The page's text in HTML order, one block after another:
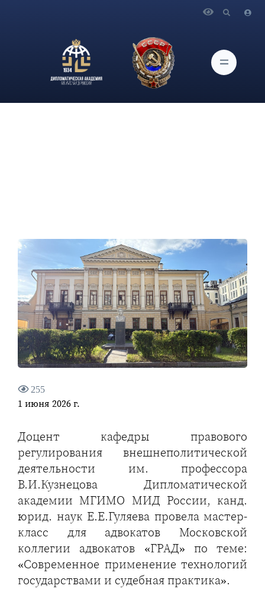
юрид. наук Е.Е.Гуляевой для адвокатов Московской коллегии
адвокатов «ГРАД»
255
1 июня 2026 г.
Доцент кафедры правового
регулирования внешнеполитической
деятельности им. профессора
В.И.Кузнецова Дипломатической
академии МГИМО МИД России, канд.
юрид. наук Е.Е.Гуляева провела мастер-
класс для адвокатов Московской
коллегии адвокатов «ГРАД» по теме:
«Современное применение технологий
государствами и судебная практика».